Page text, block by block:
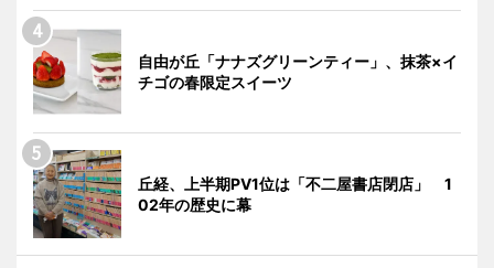
自由が丘「ナナズグリーンティー」、抹茶×イ
チゴの春限定スイーツ
丘経、上半期PV1位は「不二屋書店閉店」 1
02年の歴史に幕